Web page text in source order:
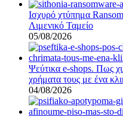
Ισχυρό χτύπημα
Λιμενικό Ταμείο
05/08/2026
Ψεύτικα e-shops. Πως
χρήματα τους με ένα
04/08/2026